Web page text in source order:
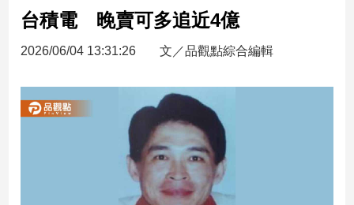
財
新
產
經/
台積電 晚賣可多追近4億
2026/06/04 13:31:26 文／品觀點綜合編輯